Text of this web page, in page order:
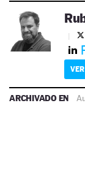
ARCHIVADO EN